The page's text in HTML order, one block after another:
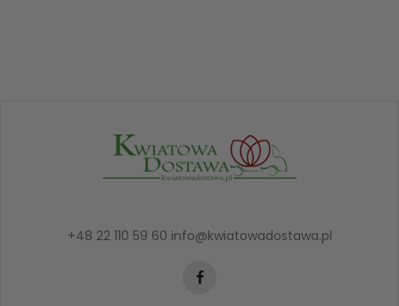
+48 22 110 59 60 info@kwiatowadostawa.pl